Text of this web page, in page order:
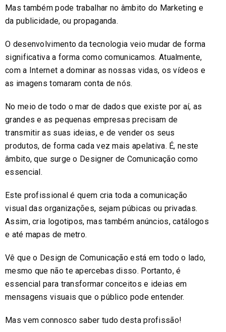
Mas também pode trabalhar no âmbito do Marketing e
da publicidade, ou propaganda.
O desenvolvimento da tecnologia veio mudar de forma
significativa a forma como comunicamos. Atualmente,
com a Internet a dominar as nossas vidas, os vídeos e
as imagens tomaram conta de nós.
No meio de todo o mar de dados que existe por aí, as
grandes e as pequenas empresas precisam de
transmitir as suas ideias, e de vender os seus
produtos, de forma cada vez mais apelativa. É, neste
âmbito, que surge o Designer de Comunicação como
essencial.
Este profissional é quem cria toda a comunicação
visual das organizações, sejam púbicas ou privadas.
Assim, cria logotipos, mas também anúncios, catálogos
e até mapas de metro.
Vê que o Design de Comunicação está em todo o lado,
mesmo que não te apercebas disso. Portanto, é
essencial para transformar conceitos e ideias em
mensagens visuais que o público pode entender.
Mas vem connosco saber tudo desta profissão!